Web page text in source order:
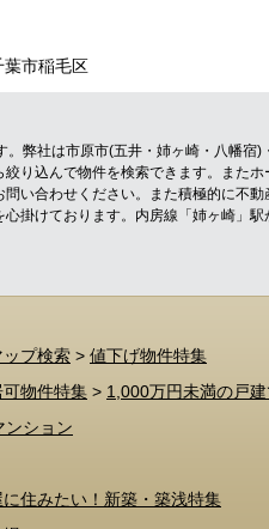
葉市稲毛区
弊社は市原市(五井・姉ヶ崎・八幡宿
り込んで物件を検索できます。また
い合わせください。また積極的に不
掛けております。内房線「姉ヶ崎」
ップ検索 > 値下げ物件特集
物件特集 > 1,000万円未満の戸建
ンション
住みたい！新築・築浅特集